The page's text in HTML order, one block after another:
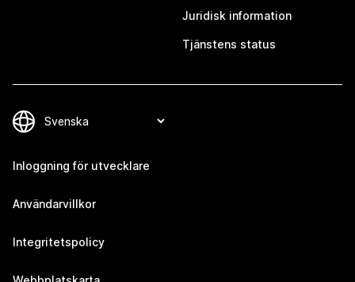
Juridisk information
Tjänstens status
Inloggning för utvecklare
Användarvillkor
Integritetspolicy